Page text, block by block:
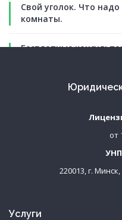
Свой уголок. Что
комнаты.
Бесплатные
от
УНП
220013, г.
Услуги